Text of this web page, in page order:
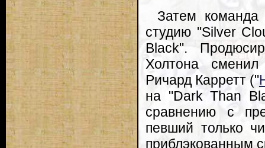
Затем команда
студию "Silver
Black".
Холтона
Ричард Карретт ("
на "Dark Than
сравнению с
певший только
приблэкованным